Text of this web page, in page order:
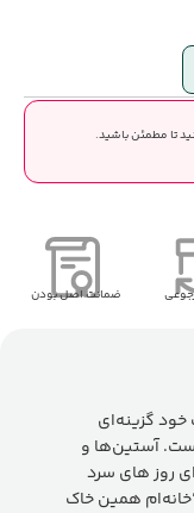
تا مطمئن باشید.
ضمانت اصل بودن
گزینه‌ای
آستین‌ها و
روز های سرد
همین خاک